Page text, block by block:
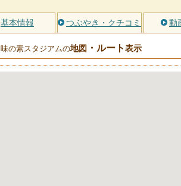
基本情報 つぶやき・クチコミ 動
味の素スタジアムの地図 ・ルート表示